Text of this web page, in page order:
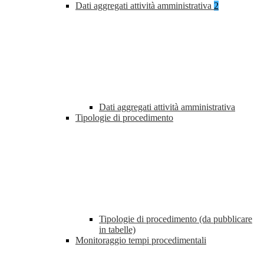
Dati aggregati attività amministrativa 2
Dati aggregati attività amministrativa
Tipologie di procedimento
Tipologie di procedimento (da pubblicare
in tabelle)
Monitoraggio tempi procedimentali